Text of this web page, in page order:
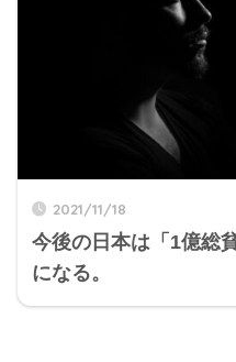
2021/11/18
今後の日本は「1億総
になる。